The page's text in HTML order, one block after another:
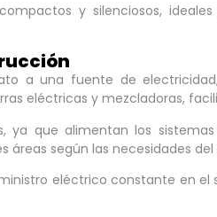
y silenciosos,
a una fuente de
eléctricas y mezcladoras,
ya que alimentan los
áreas según las necesidades
eléctrico constante en